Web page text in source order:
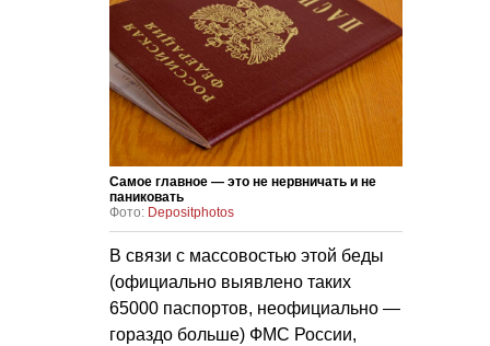
Самое главное — это не нервничать и не
паниковать
Фото: Depositphotos
В связи с массовостью этой беды
(официально выявлено таких
65000 паспортов, неофициально —
гораздо больше) ФМС России,